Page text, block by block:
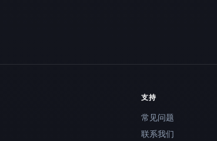
支持
常见问题
联系我们